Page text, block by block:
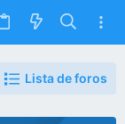
Lista de foros